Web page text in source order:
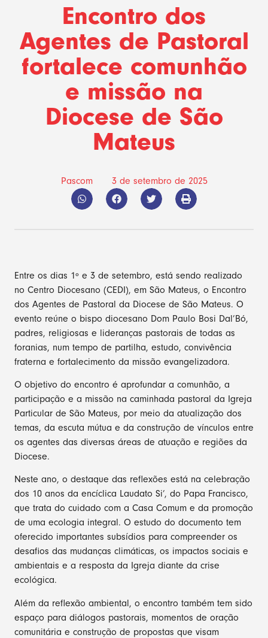
Encontro dos
Agentes de Pastoral
fortalece comunhão
e missão na
Diocese de São
Mateus
Pascom 3 de setembro de 2025
Entre os dias 1º e 3 de setembro, está sendo realizado
no Centro Diocesano (CEDI), em São Mateus, o Encontro
dos Agentes de Pastoral da Diocese de São Mateus. O
evento reúne o bispo diocesano Dom Paulo Bosi Dal’Bó,
padres, religiosas e lideranças pastorais de todas as
foranias, num tempo de partilha, estudo, convivência
fraterna e fortalecimento da missão evangelizadora.
O objetivo do encontro é aprofundar a comunhão, a
participação e a missão na caminhada pastoral da Igreja
Particular de São Mateus, por meio da atualização dos
temas, da escuta mútua e da construção de vínculos entre
os agentes das diversas áreas de atuação e regiões da
Diocese.
Neste ano, o destaque das reflexões está na celebração
dos 10 anos da encíclica Laudato Si’, do Papa Francisco,
que trata do cuidado com a Casa Comum e da promoção
de uma ecologia integral. O estudo do documento tem
oferecido importantes subsídios para compreender os
desafios das mudanças climáticas, os impactos sociais e
ambientais e a resposta da Igreja diante da crise
ecológica.
Além da reflexão ambiental, o encontro também tem sido
espaço para diálogos pastorais, momentos de oração
comunitária e construção de propostas que visam